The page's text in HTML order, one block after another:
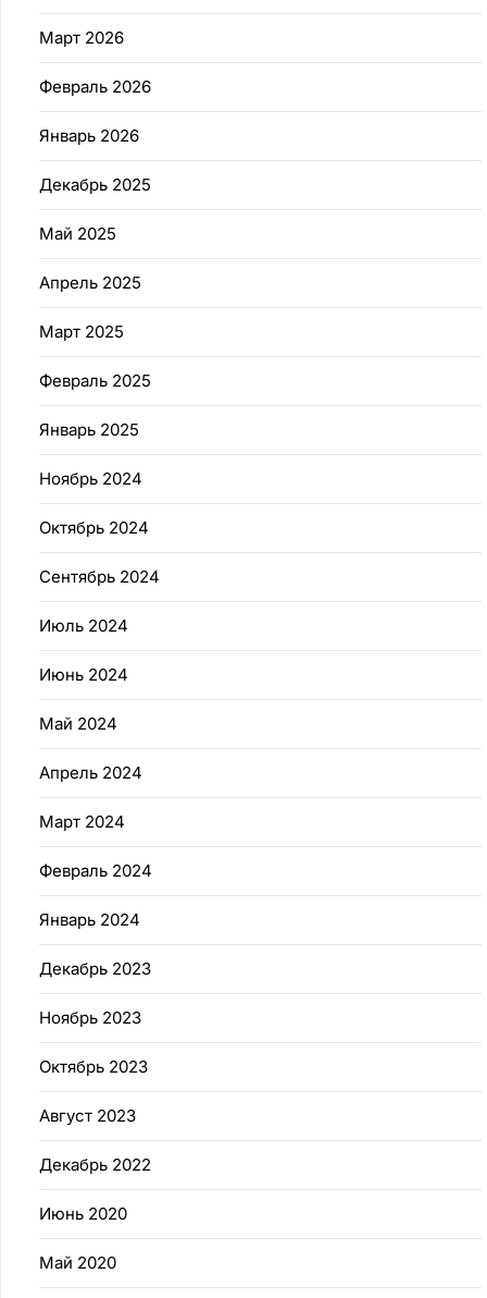
Март 2026
Февраль 2026
Январь 2026
Декабрь 2025
Май 2025
Апрель 2025
Март 2025
Февраль 2025
Январь 2025
Ноябрь 2024
Октябрь 2024
Сентябрь 2024
Июль 2024
Июнь 2024
Май 2024
Апрель 2024
Март 2024
Февраль 2024
Январь 2024
Декабрь 2023
Ноябрь 2023
Октябрь 2023
Август 2023
Декабрь 2022
Июнь 2020
Май 2020